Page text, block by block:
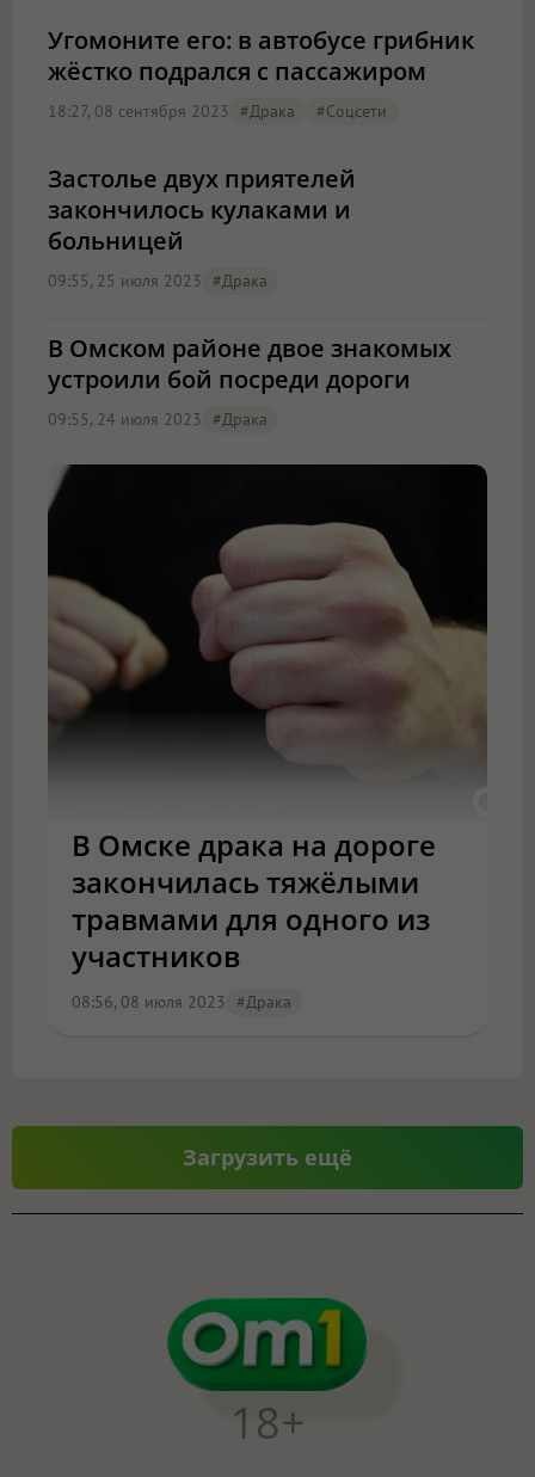
Угомоните его: в автобусе грибник
жёстко подрался с пассажиром
18:27, 08 сентября 2023 #драка #соцсети
Застолье двух приятелей
закончилось кулаками и
больницей
09:55, 25 июля 2023 #драка
В Омском районе двое знакомых
устроили бой посреди дороги
09:55, 24 июля 2023 #драка
В Омске драка на дороге
закончилась тяжёлыми
травмами для одного из
участников
08:56, 08 июля 2023 #драка
Загрузить ещё
18+